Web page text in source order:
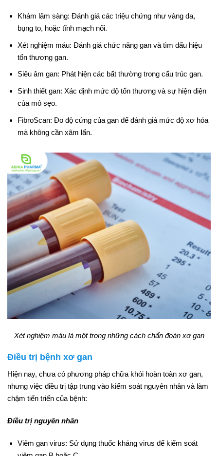
Khám lâm sàng: Đánh giá các triệu chứng như vàng da,
bụng to, hoặc tĩnh mạch nổi.
Xét nghiệm máu: Đánh giá chức năng gan và tìm dấu hiệu
tổn thương gan.
Siêu âm gan: Phát hiện các bất thường trong cấu trúc gan.
Sinh thiết gan: Xác định mức độ tổn thương và sự hiện diện
của mô sẹo.
FibroScan: Đo độ cứng của gan để đánh giá mức độ xơ hóa
mà không cần xâm lấn.
Xét nghiệm máu là một trong những cách chẩn đoán xơ gan
Điều trị bệnh xơ gan
Hiện nay, chưa có phương pháp chữa khỏi hoàn toàn xơ gan,
nhưng việc điều trị tập trung vào kiểm soát nguyên nhân và làm
chậm tiến triển của bệnh:
Điều trị nguyên nhân
Viêm gan virus: Sử dụng thuốc kháng virus để kiểm soát